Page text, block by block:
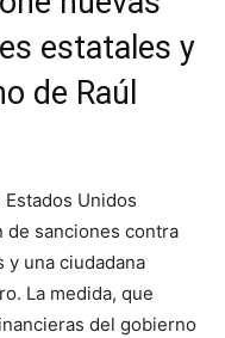
estatales y
de Raúl
Unidos
de sanciones contra
y una ciudadana
La medida, que
del gobierno